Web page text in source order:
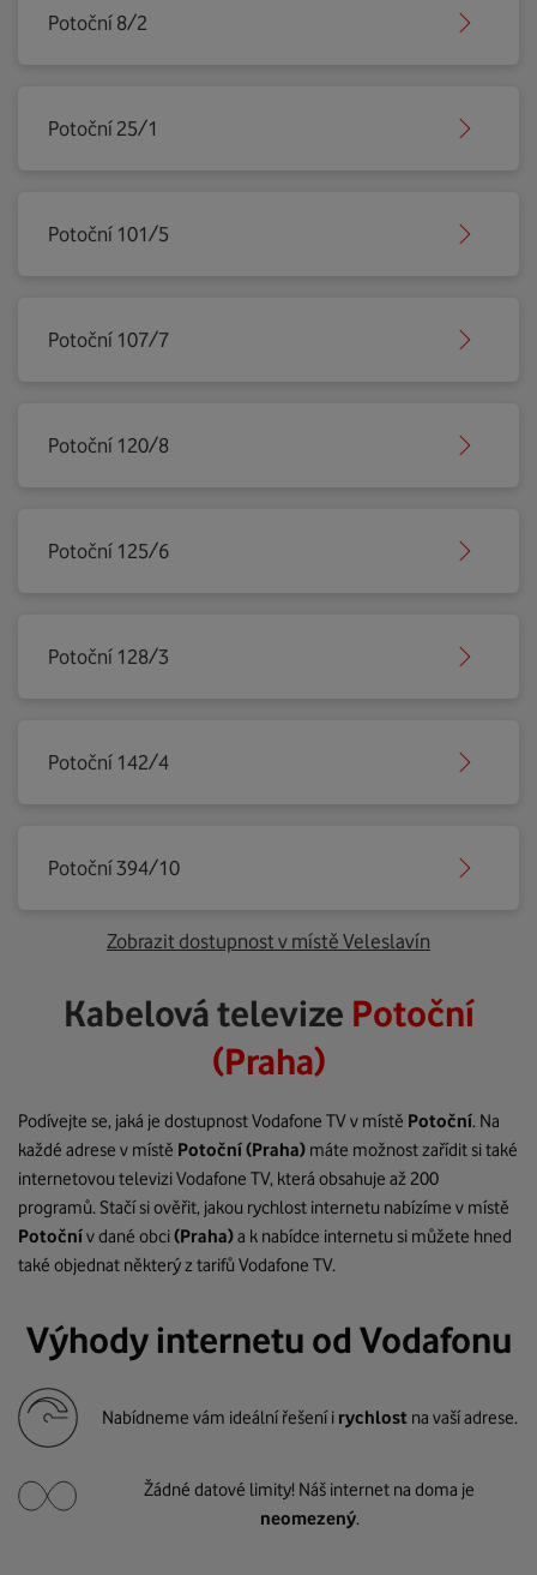
Potoční 8/2
Potoční 25/1
Potoční 101/5
Potoční 107/7
Potoční 120/8
Potoční 125/6
Potoční 128/3
Potoční 142/4
Potoční 394/10
Zobrazit dostupnost v místě Veleslavín
Kabelová televize Potoční
(Praha)
Podívejte se, jaká je dostupnost Vodafone TV v místě Potoční. Na
každé adrese v místě Potoční(Praha) máte možnost zařídit si také
internetovou televizi Vodafone TV, která obsahuje až 200
programů. Stačí si ověřit, jakou rychlost internetu nabízíme v místě
Potočnív dané obci(Praha)a k nabídce internetu si můžete hned
také objednat některý z tarifů Vodafone TV.
Výhody internetu od Vodafonu
Nabídneme vám ideální řešení i rychlost na vaší adrese.
Žádné datové limity! Náš internet na doma je
neomezený.